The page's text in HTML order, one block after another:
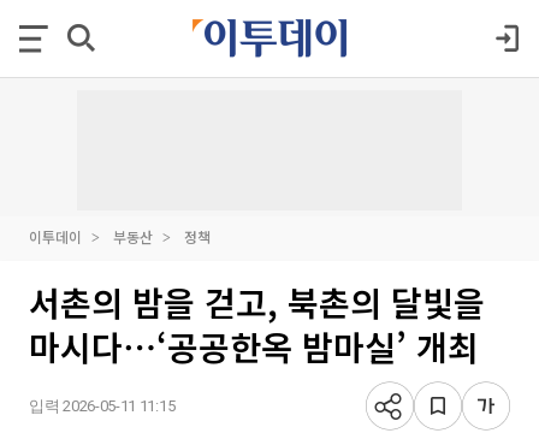
이투데이 부동산 정책
서촌의 밤을 걷고, 북촌의 달빛을
마시다⋯‘공공한옥 밤마실’ 개최
입력 2026-05-11 11:15